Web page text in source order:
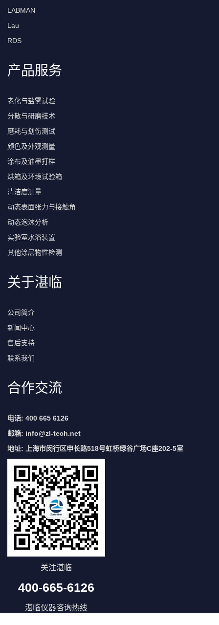
LABMAN
Lau
RDS
产品服务
老化与盐雾试验
分散与研磨技术
磨耗与划伤测试
颜色及外观测量
涂布及油墨打样
烘箱及环境试验箱
清洁度测量
动态表面张力与接触角
动态泡沫分析
实验室水浴装置
其他涂层物性检测
关于湛临
公司简介
新闻中心
售后支持
联系我们
合作交流
电话: 400 665 6126
邮箱: info@zl-tech.net
地址: 上海市闵行区申长路518号虹桥绿谷广场C座202-5室
关注湛临
400-665-6126
湛临仪器咨询热线